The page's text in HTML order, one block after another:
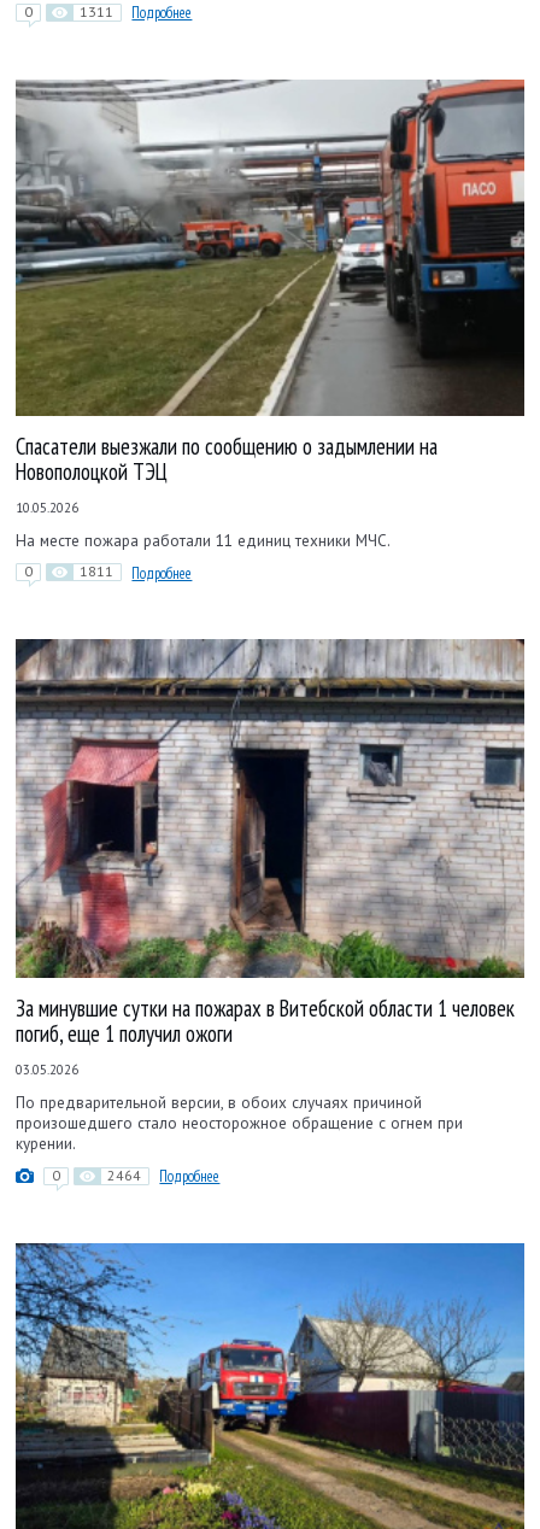
0 1311 Подробнее
Спасатели выезжали по сообщению о задымлении на
Новополоцкой ТЭЦ
10.05.2026
На месте пожара работали 11 единиц техники МЧС.
0 1811 Подробнее
За минувшие сутки на пожарах в Витебской области 1 человек
погиб, еще 1 получил ожоги
03.05.2026
По предварительной версии, в обоих случаях причиной
произошедшего стало неосторожное обращение с огнем при
курении.
0 2464 Подробнее